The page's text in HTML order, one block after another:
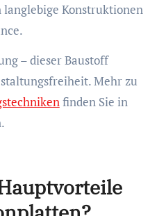
langlebige Konstruktionen
– dieser Baustoff
Mehr zu
finden Sie in